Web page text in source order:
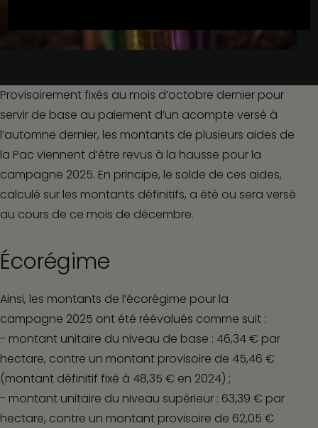
Provisoirement fixés au mois d’octobre dernier pour
servir de base au paiement d’un acompte versé à
l’automne dernier, les montants de plusieurs aides de
la Pac viennent d’être revus à la hausse pour la
campagne 2025. En principe, le solde de ces aides,
calculé sur les montants définitifs, a été ou sera versé
au cours de ce mois de décembre.
Écorégime
Ainsi, les montants de l’écorégime pour la
campagne 2025 ont été réévalués comme suit :
- montant unitaire du niveau de base : 46,34 € par
hectare, contre un montant provisoire de 45,46 €
(montant définitif fixé à 48,35 € en 2024) ;
- montant unitaire du niveau supérieur : 63,39 € par
hectare, contre un montant provisoire de 62,05 €